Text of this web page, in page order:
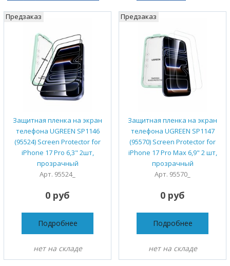
Защитная пленка на экран
телефона UGREEN SP1146
(95524) Screen Protector for
iPhone 17 Pro 6,3" 2шт,
прозрачный
Арт. 95524_
Предзаказ
0 руб
Подробнее
нет на складе
Защитная пленка на экран
телефона UGREEN SP1147
(95570) Screen Protector for
iPhone 17 Pro Max 6,9" 2 шт,
прозрачный
Арт. 95570_
Предзаказ
0 руб
Подробнее
нет на складе